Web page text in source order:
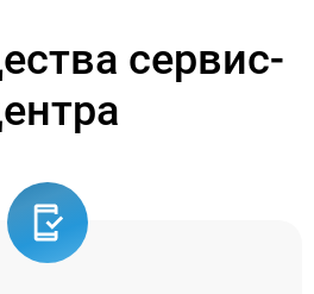
сервис-